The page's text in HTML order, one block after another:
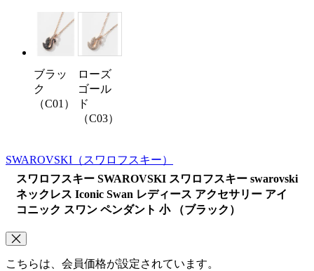
ブラッ
ク
（C01）
ローズ
ゴール
ド
（C03）
SWAROVSKI （スワロフスキー）
スワロフスキー SWAROVSKI スワロフスキー swarovski
ネックレス Iconic Swan レディース アクセサリー アイ
コニック スワン ペンダント 小 （ブラック）
こちらは、会員価格が設定されています。